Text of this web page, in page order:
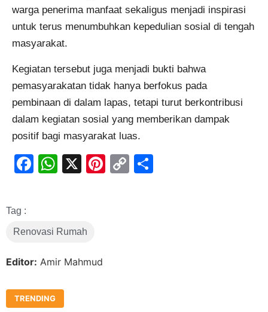
warga penerima manfaat sekaligus menjadi inspirasi
untuk terus menumbuhkan kepedulian sosial di tengah
masyarakat.
Kegiatan tersebut juga menjadi bukti bahwa
pemasyarakatan tidak hanya berfokus pada
pembinaan di dalam lapas, tetapi turut berkontribusi
dalam kegiatan sosial yang memberikan dampak
positif bagi masyarakat luas.
Facebook
WhatsApp
X Pinterest
Copy
Tag :
Renovasi Rumah
Editor: Amir Mahmud
TRENDING